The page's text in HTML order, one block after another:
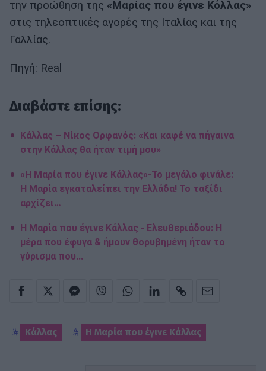
την προώθηση της «Μαρίας που έγινε Κόλλας»
στις τηλεοπτικές αγορές της Ιταλίας και της
Γαλλίας.
Πηγή: Real
Διαβάστε επίσης:
Κάλλας – Νίκος Ορφανός: «Και καφέ να πήγαινα
στην Κάλλας θα ήταν τιμή μου»
«Η Μαρία που έγινε Κάλλας»-Το μεγάλο φινάλε:
Η Μαρία εγκαταλείπει την Ελλάδα! Το ταξίδι
αρχίζει…
Η Μαρία που έγινε Κάλλας - Ελευθεριάδου: Η
μέρα που έφυγα & ήμουν θορυβημένη ήταν το
γύρισμα που...
Κάλλας Η Μαρία που έγινε Κάλλας